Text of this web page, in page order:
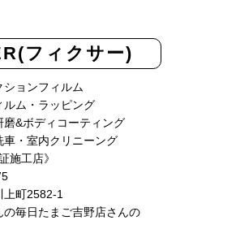
フィクサー)
ションフィルム
ルム・ラッピング
磨&ボディコーティング
車・室内クリニーング
施工店》
上町2582-1
の毎日たまご吉野店さんの